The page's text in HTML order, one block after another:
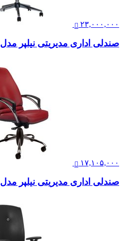
۲۳,۰۰۰,۰۰۰
صندلی اداری مدیریتی نیلپر مدل OCM869M
۱۷,۱۰۵,۰۰۰
صندلی اداری مدیریتی نیلپر مدل OCM 900E